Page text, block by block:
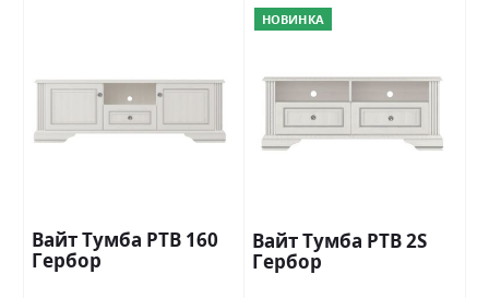
Вайт Тумба РТВ 160
Гербор
НОВИНКА
Вайт Тумба РТВ 2S
Гербор